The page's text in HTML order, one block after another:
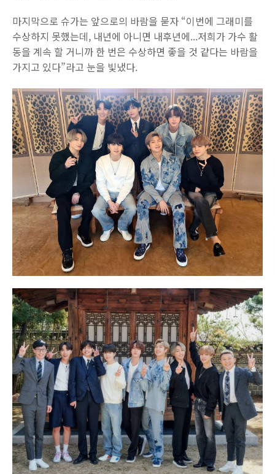
마지막으로 슈가는 앞으로의 바람을 묻자 “이번에 그래미를
수상하지 못했는데, 내년에 아니면 내후년에...저희가 가수 활
동을 계속 할 거니까 한 번은 수상하면 좋을 것 같다는 바람을
가지고 있다”라고 눈을 빛냈다.